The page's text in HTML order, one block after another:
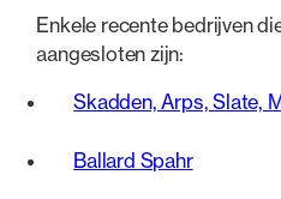
Enkele recente bedrijven
aangesloten zijn:
Skadden, Arps, Slate,
Ballard Spahr